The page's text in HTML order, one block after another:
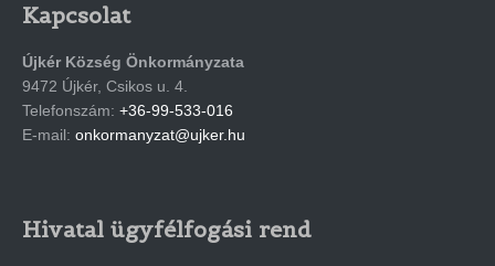
Kapcsolat
Újkér Község Önkormányzata
9472 Újkér, Csikos u. 4.
Telefonszám: +36-99-533-016
E-mail: onkormanyzat@ujker.hu
Hivatal ügyfélfogási rend